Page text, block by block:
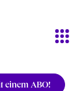
einem ABO!